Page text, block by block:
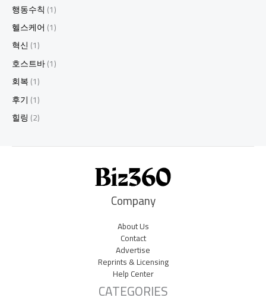
행동수칙 (1)
헬스케어 (1)
혁신(1)
호스트바(1)
회복(1)
후기 (1)
힐링 (2)
Company
About Us
Contact
Advertise
Reprints & Licensing
Help Center
CATEGORIES